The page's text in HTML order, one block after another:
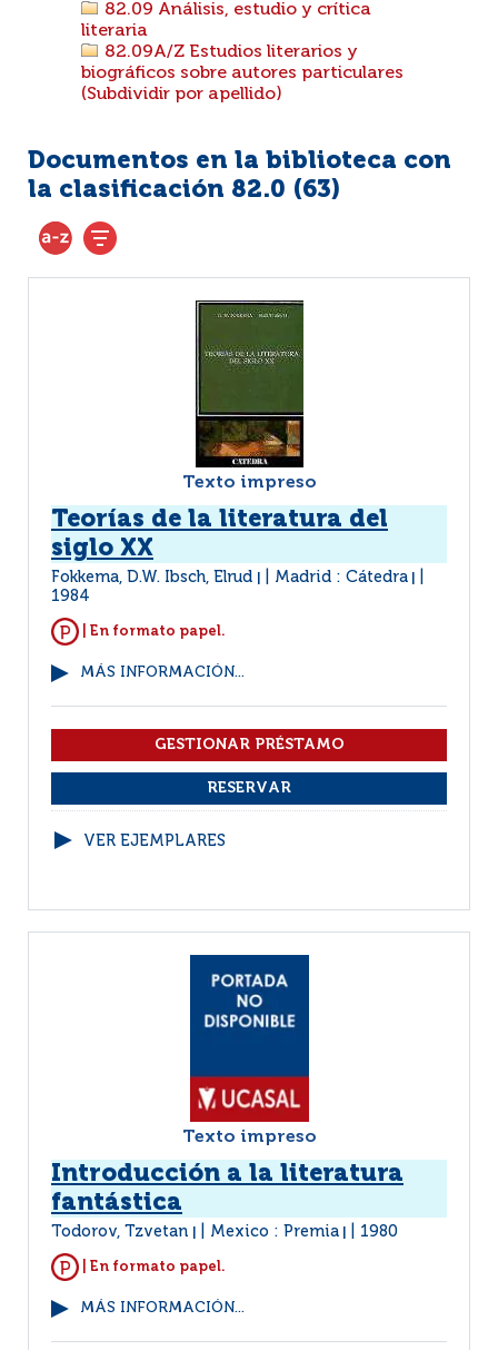
82.09 Análisis, estudio y crítica
literaria
82.09A/Z Estudios literarios y
biográficos sobre autores particulares
(Subdividir por apellido)
Documentos en la biblioteca con
la clasificación 82.0 (63)
Texto impreso
Teorías de la literatura del
siglo XX
Fokkema, D.W. Ibsch, Elrud Madrid : Cátedra
1984
| En formato papel.
MÁS INFORMACIÓN...
VER EJEMPLARES
Texto impreso
Introducción a la literatura
fantástica
Todorov, Tzvetan Mexico : Premia 1980
| En formato papel.
MÁS INFORMACIÓN...